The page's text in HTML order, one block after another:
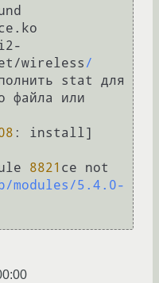
/wireless /
stat для
файла или
: install]
8821 ce not
modules/5.4.0-